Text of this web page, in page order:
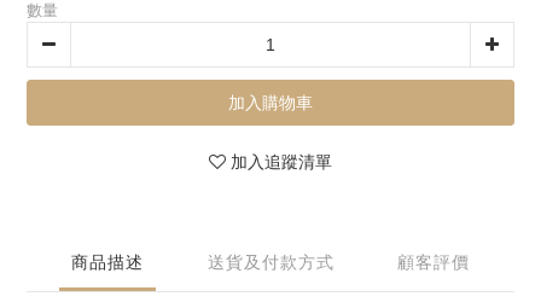
數量
加入購物車
加入追蹤清單
商品描述 送貨及付款方式 顧客評價